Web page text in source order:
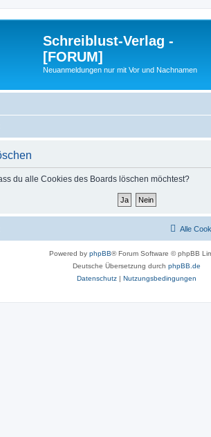
Schreiblust-Verlag -
[FORUM]
Neuanmeldungen nur mit Vor und Nachnamen
du alle Cookies des Boards löschen möchtest?
Alle
Powered by phpBB® Forum Software © phpBB
Deutsche Übersetzung durch phpBB.de
Datenschutz | Nutzungsbedingungen